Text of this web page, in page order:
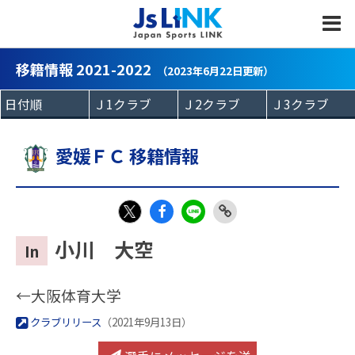
移籍情報 2021-2022 （2023年6月22日更新）
愛媛ＦＣ 移籍情報
In 小川 大空
←大阪体育大学
クラブリリース （2021年9月13日）